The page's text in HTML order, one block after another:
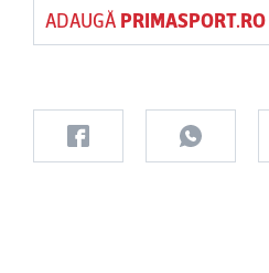
ADAUGĂ PRIMASPORT.RO